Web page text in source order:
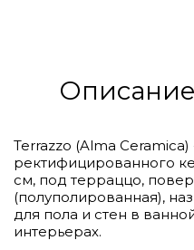
Terrazzo (Alma
ректифицированного
см, под терраццо,
(полуполированная),
для пола и стен в
интерьерах.